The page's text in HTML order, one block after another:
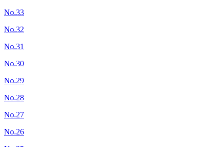
No.33
No.32
No.31
No.30
No.29
No.28
No.27
No.26